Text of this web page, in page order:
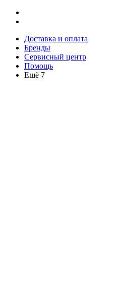
Доставка и оплата
Бренды
Сервисный центр
Помощь
Ещё 7